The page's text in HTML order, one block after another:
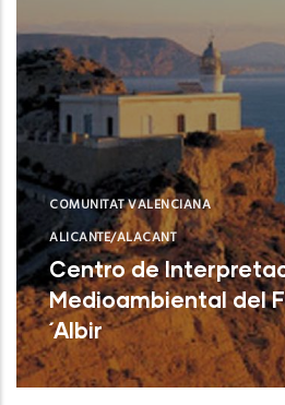
COMUNITAT VALENCIANA
ALICANTE/ALACANT
Centro de
Medioambiental del
´Albir
L'Alfàs del Pi (Alicante)